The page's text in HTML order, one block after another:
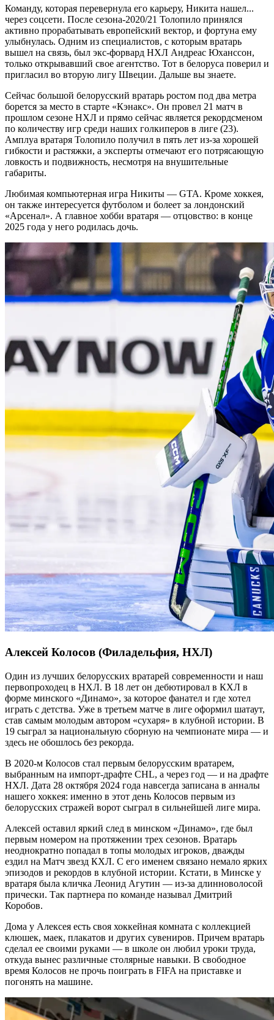
Команду, которая перевернула его карьеру, Никита нашел...
через соцсети. После сезона-2020/21 Толопило принялся
активно прорабатывать европейский вектор, и фортуна ему
улыбнулась. Одним из специалистов, с которым вратарь
вышел на связь, был экс-форвард НХЛ Андреас Юханссон,
только открывавший свое агентство. Тот в белоруса поверил и
пригласил во вторую лигу Швеции. Дальше вы знаете.
Сейчас большой белорусский вратарь ростом под два метра
борется за место в старте «Кэнакс». Он провел 21 матч в
прошлом сезоне НХЛ и прямо сейчас является рекордсменом
по количеству игр среди наших голкиперов в лиге (23).
Амплуа вратаря Толопило получил в пять лет из-за хорошей
гибкости и растяжки, а эксперты отмечают его потрясающую
ловкость и подвижность, несмотря на внушительные
габариты.
Любимая компьютерная игра Никиты — GTA. Кроме хоккея,
он также интересуется футболом и болеет за лондонский
«Арсенал». А главное хобби вратаря — отцовство: в конце
2025 года у него родилась дочь.
Алексей Колосов (Филадельфия, НХЛ)
Один из лучших белорусских вратарей современности и наш
первопроходец в НХЛ. В 18 лет он дебютировал в КХЛ в
форме минского «Динамо», за которое фанател и где хотел
играть с детства. Уже в третьем матче в лиге оформил шатаут,
став самым молодым автором «сухаря» в клубной истории. В
19 сыграл за национальную сборную на чемпионате мира — и
здесь не обошлось без рекорда.
В 2020-м Колосов стал первым белорусским вратарем,
выбранным на импорт-драфте CHL, а через год — и на драфте
НХЛ. Дата 28 октября 2024 года навсегда записана в анналы
нашего хоккея: именно в этот день Колосов первым из
белорусских стражей ворот сыграл в сильнейшей лиге мира.
Алексей оставил яркий след в минском «Динамо», где был
первым номером на протяжении трех сезонов. Вратарь
неоднократно попадал в топы молодых игроков, дважды
ездил на Матч звезд КХЛ. С его именем связано немало ярких
эпизодов и рекордов в клубной истории. Кстати, в Минске у
вратаря была кличка Леонид Агутин — из-за длинноволосой
прически. Так партнера по команде называл Дмитрий
Коробов.
Дома у Алексея есть своя хоккейная комната с коллекцией
клюшек, маек, плакатов и других сувениров. Причем вратарь
сделал ее своими руками — в школе он любил уроки труда,
откуда вынес различные столярные навыки. В свободное
время Колосов не прочь поиграть в FIFA на приставке и
погонять на машине.